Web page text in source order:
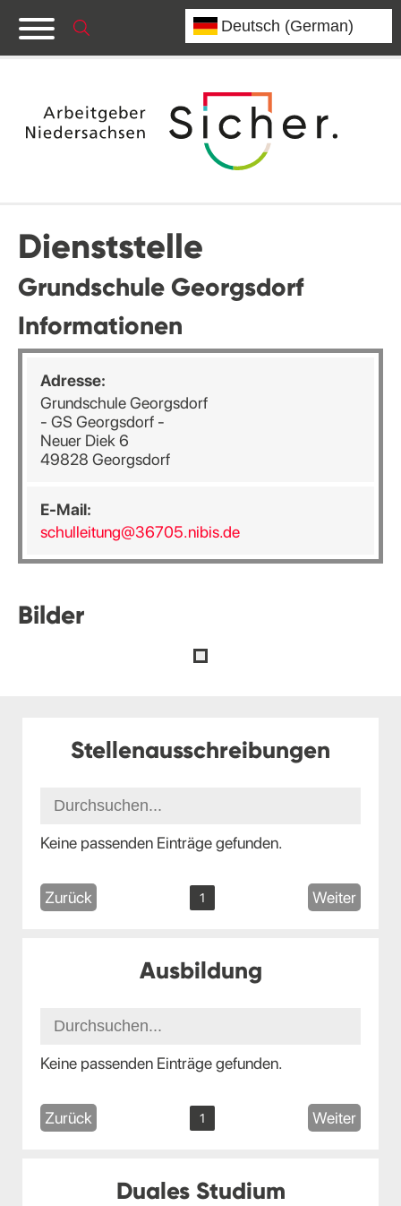
Dienststelle
Grundschule Georgsdorf
Informationen
Adresse:
Grundschule Georgsdorf
- GS Georgsdorf -
Neuer Diek 6
49828 Georgsdorf
E-Mail:
schulleitung@36705.nibis.de
Bilder
Stellenausschreibungen
Keine passenden Einträge gefunden.
Zurück 1 Weiter
Ausbildung
Keine passenden Einträge gefunden.
Zurück 1 Weiter
Duales Studium